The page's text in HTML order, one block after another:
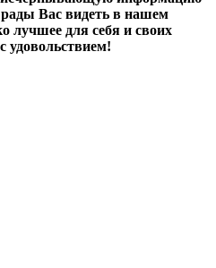
рады Вас видеть в нашем
лучшее для себя и своих
удовольствием!